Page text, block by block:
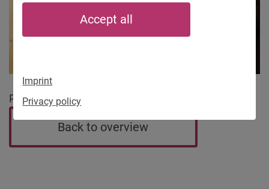
Accept all
Imprint
Privacy policy
Photo showing the activist Dmytro from Lviv
Back to overview